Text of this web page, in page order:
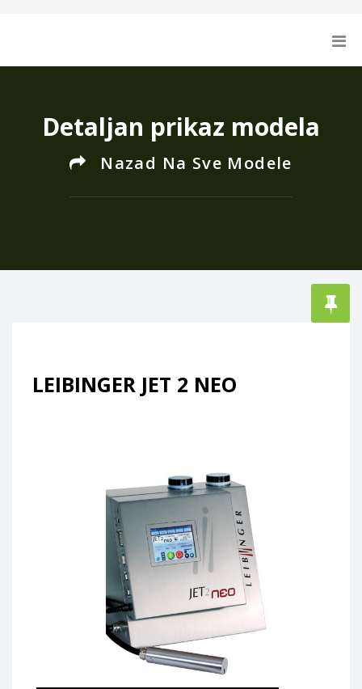
Detaljan prikaz modela
Nazad Na Sve Modele
LEIBINGER JET 2 NEO